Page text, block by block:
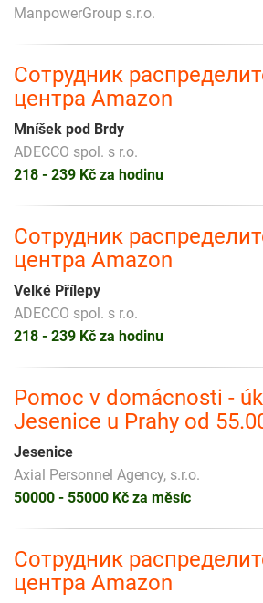
ManpowerGroup s.r.o.
Сотрудник
центра Amazon
Mníšek pod Brdy
ADECCO spol. s r.o.
218 - 239 Kč za hodinu
Сотрудник
центра Amazon
Velké Přílepy
ADECCO spol. s r.o.
218 - 239 Kč za hodinu
Pomoc v domácnosti -
Jesenice u Prahy od
Jesenice
Axial Personnel Agency, s.r.o.
50000 - 55000 Kč za měsíc
Сотрудник
центра Amazon